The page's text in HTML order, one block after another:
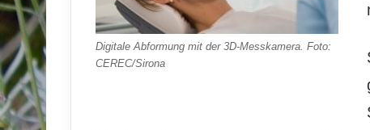
Digitale Abformung mit der 3D-Messkamera. Foto:
CEREC/Sirona